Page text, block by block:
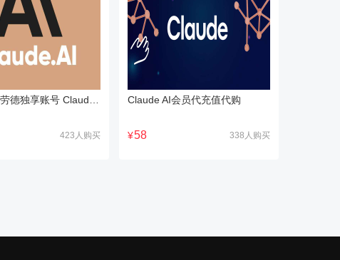
423人购买
Claude AI会员代充值代购
¥58 338人购买